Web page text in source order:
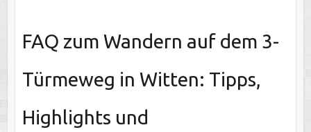
FAQ zum Wandern auf dem 3-
Türmeweg in Witten: Tipps,
Highlights und